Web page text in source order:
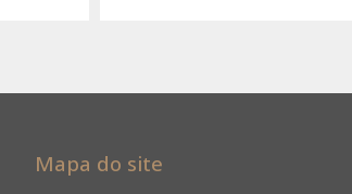
Mapa do site